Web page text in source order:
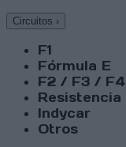
Circuitos ›
F1
Fórmula E
F2 / F3 / F4
Resistencia
Indycar
Otros